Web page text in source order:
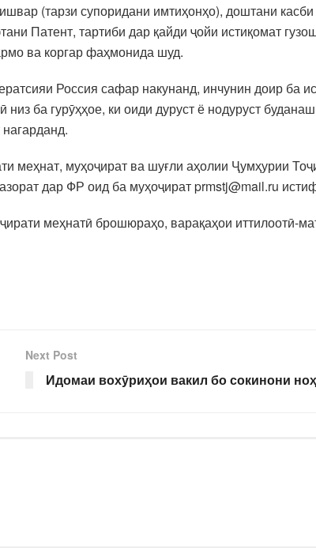
(тарзи супоридани имтиҳонҳо), доштани
Патент, тартиби дар қайди ҷойи истиқомат
ва коргар фаҳмонида шуд.
Россия сафар накунанд, инчунин доир ба
ба гурӯҳҳое, ки оиди дуруст ё нодуруст
меҳнат, муҳоҷират ва шуғли аҳолии Ҷумҳурии
дар ФР оид ба муҳоҷират prmstj@mail.ru
меҳнатӣ брошюраҳо, варақаҳои иттилоотӣ-
Next Post
Идомаи вохӯриҳои вакил бо сокинони